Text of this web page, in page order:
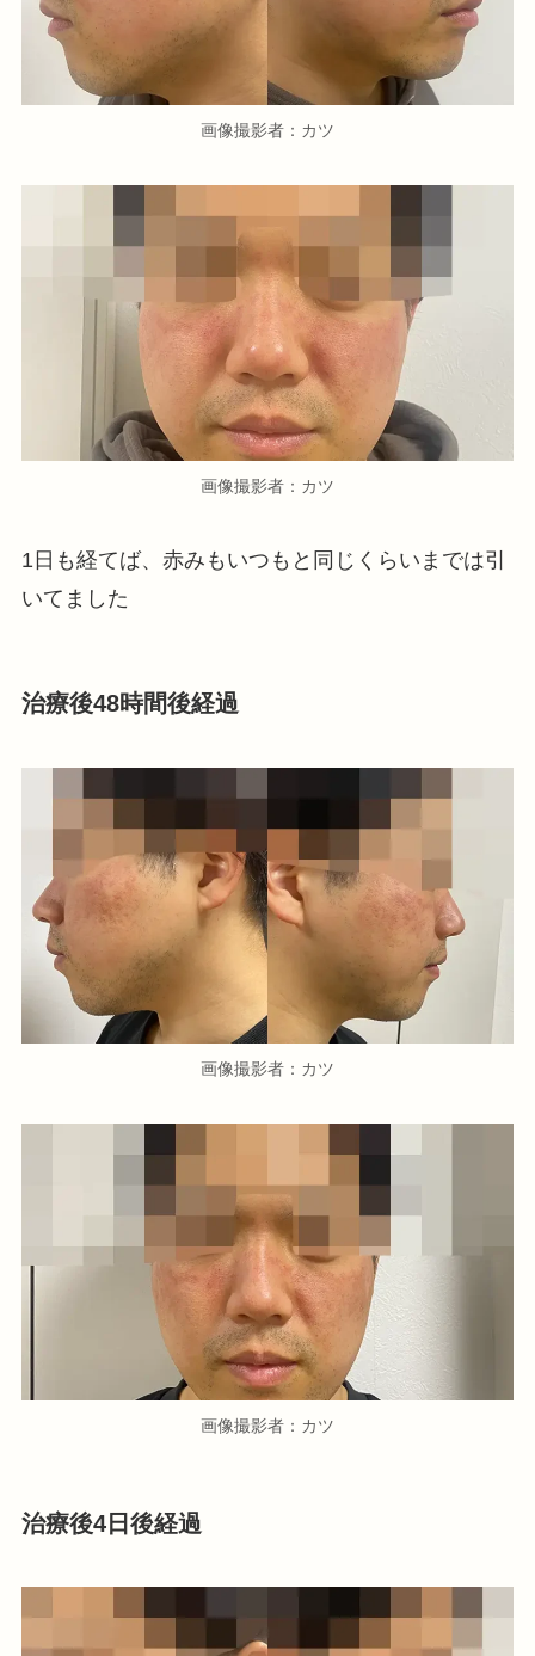
画像撮影者：カツ
画像撮影者：カツ
1日も経てば、赤みもいつもと同じくらいまでは引
いてました
治療後48時間後経過
画像撮影者：カツ
画像撮影者：カツ
治療後4日後経過